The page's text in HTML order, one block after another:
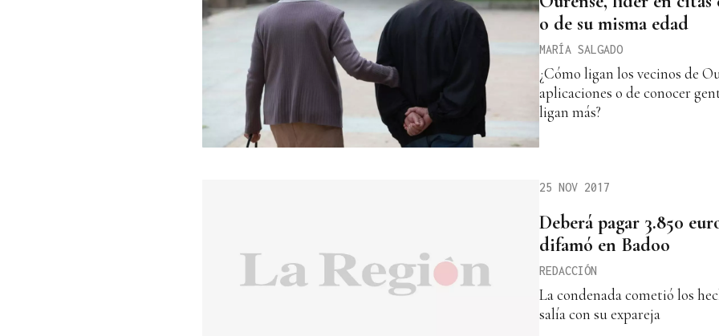
o de su misma edad
MARÍA SALGADO
¿Cómo ligan los vecinos de
aplicaciones o de conocer
ligan más?
25 NOV 2017
Deberá pagar 3.850
difamó en Badoo
REDACCIÓN
La condenada cometió los
salía con su expareja